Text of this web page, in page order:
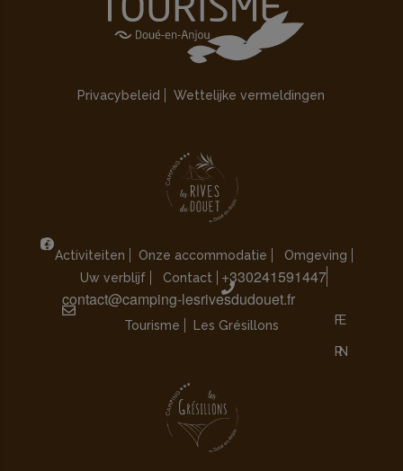
Privacybeleid Wettelijke vermeldingen
Activiteiten Onze accommodatie
Omgeving
Uw verblijf
Contact
+330241591447
contact@camping-lesrivesdudouet.fr
Tourisme Les Grésillons